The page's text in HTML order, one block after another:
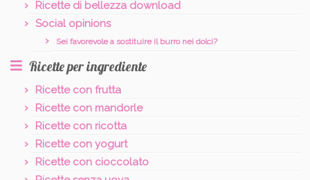
Ricette di bellezza download
Social opinions
Sei favorevole a sostituire il burro nei dolci?
Ricette per ingrediente
Ricette con frutta
Ricette con mandorle
Ricette con ricotta
Ricette con yogurt
Ricette con cioccolato